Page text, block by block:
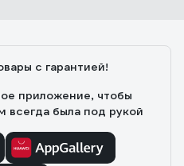
с гарантией!
приложение, чтобы
всегда была под рукой